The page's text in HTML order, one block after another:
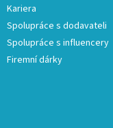
Kariera
Spolupráce s dodavateli
Spolupráce s influencery
Firemní dárky